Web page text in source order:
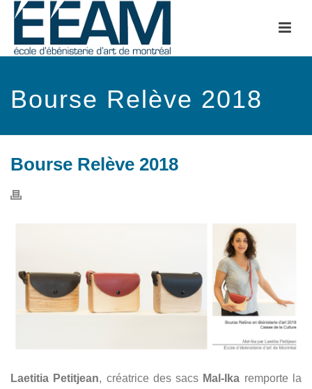
Bourse Relève 2018
Bourse Relève 2018
Laetitia Petitjean, créatrice des sacs Mal-Ika remporte la